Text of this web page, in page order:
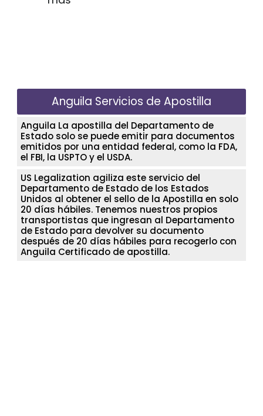
Anguila Servicios de Apostilla
Anguila La apostilla del Departamento de
Estado solo se puede emitir para documentos
emitidos por una entidad federal, como la FDA,
el FBI, la USPTO y el USDA.
US Legalization agiliza este servicio del
Departamento de Estado de los Estados
Unidos al obtener el sello de la Apostilla en solo
20 días hábiles. Tenemos nuestros propios
transportistas que ingresan al Departamento
de Estado para devolver su documento
después de 20 días hábiles para recogerlo con
Anguila Certificado de apostilla.